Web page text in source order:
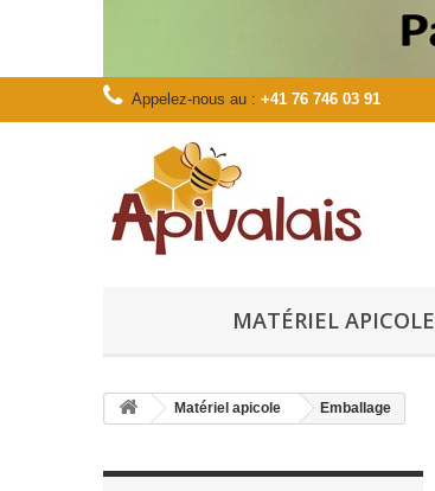
Appelez-nous au : +41 76 746 03 91
MATÉRIEL APICOLE
Matériel apicole Emballage